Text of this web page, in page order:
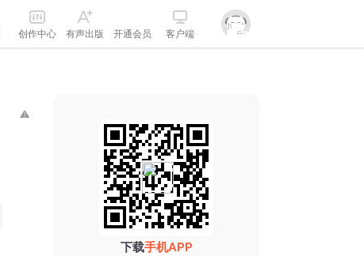
创作中心 有声出版 开通会员 客户端
下载手机APP